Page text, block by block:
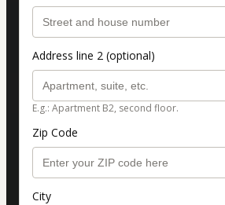
Address line 2 (optional)
E.g.: Apartment B2, second floor.
Zip Code
City